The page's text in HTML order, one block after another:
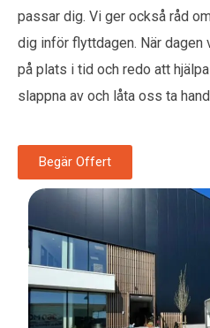
passar dig. Vi ger också råd
dig inför flyttdagen. När dagen
på plats i tid och redo att
slappna av och låta oss ta
Begär Offert